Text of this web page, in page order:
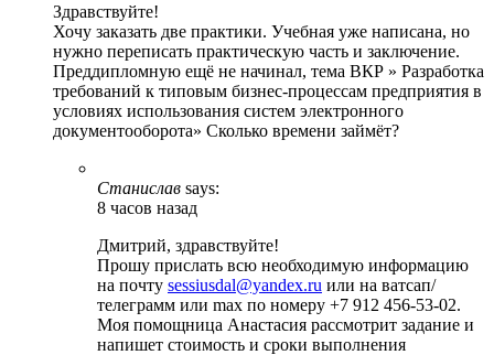
Здравствуйте!
Хочу заказать две практики. Учебная уже написана, но
нужно переписать практическую часть и заключение.
Преддипломную ещё не начинал, тема ВКР » Разработка
требований к типовым бизнес-процессам предприятия в
условиях использования систем электронного
документооборота» Сколько времени займёт?
Станислав says:
8 часов назад
Дмитрий, здравствуйте!
Прошу прислать всю необходимую информацию
на почту sessiusdal@yandex.ru или на ватсап/
телеграмм или max по номеру +7 912 456-53-02.
Моя помощница Анастасия рассмотрит задание и
напишет стоимость и сроки выполнения